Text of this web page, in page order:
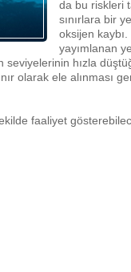
da bu riskleri
sınırlara bir
oksijen
yayımlanan
hızla
olarak ele alınması
faaliyet